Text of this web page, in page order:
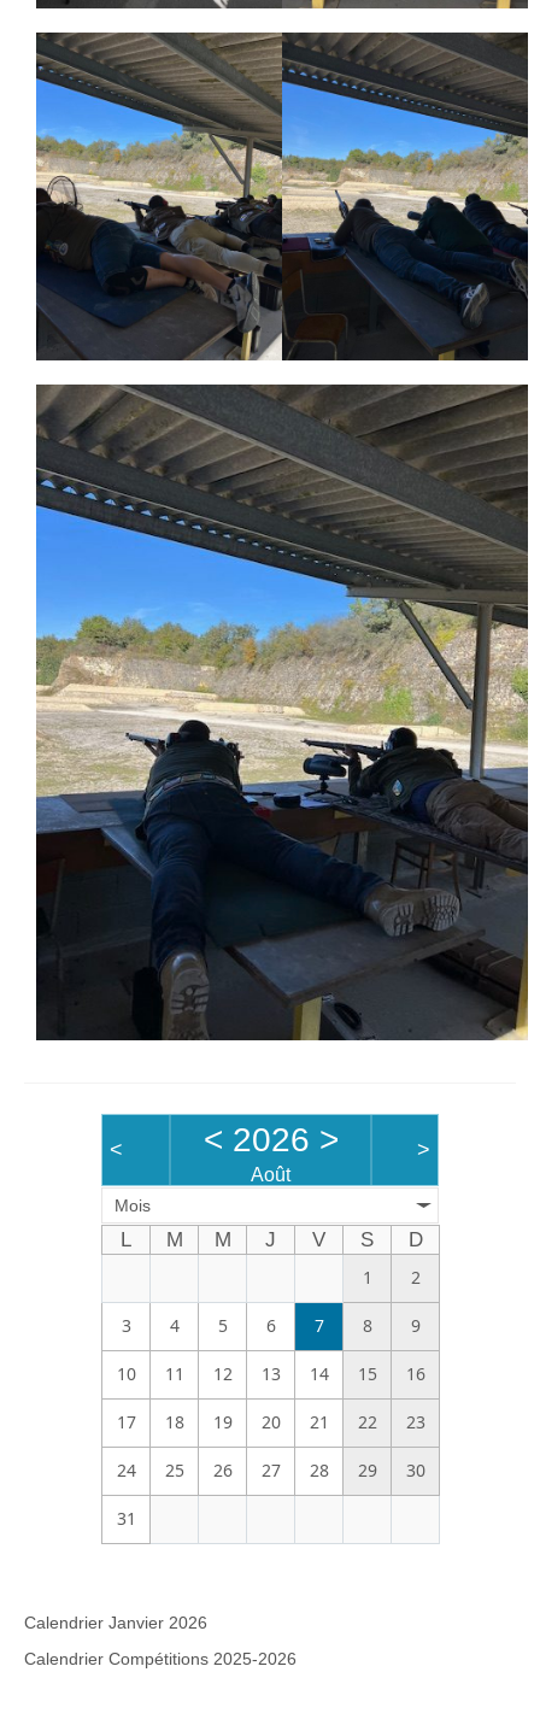
< < 2026 >
Août
>
Mois
L M M J V S
D
1
2
3 4 5 6 7 8 9
10 11 12 13 14 15 16
17 18 19 20 21 22 23
24 25 26 27 28 29 30
31
Calendrier Janvier 2026
Calendrier Compétitions 2025-2026